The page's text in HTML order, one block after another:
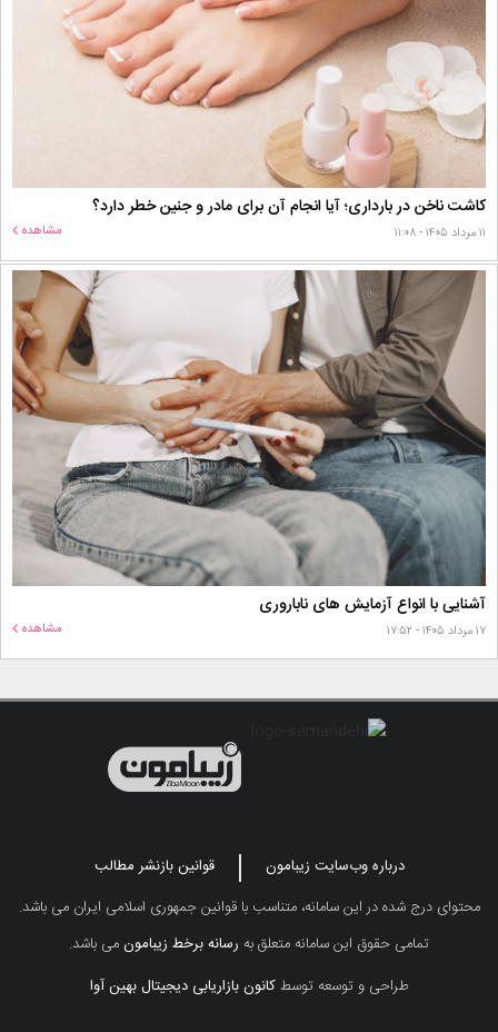
کاشت ناخن در بارداری؛ آیا انجام آن برای مادر و جنین خطر دارد؟
۱۱ مرداد ۱۴۰۵ - ۱۱:۰۸ مشاهده
آشنایی با انواع آزمایش های ناباروری
۱۷ مرداد ۱۴۰۵ - ۱۷:۵۲ مشاهده
درباره وب‌سایت زیبامون
قوانین بازنشر مطالب
محتوای درج شده در این سامانه، متناسب با قوانین جمهوری اسلامی ایران می باشد.
تمامی حقوق این سامانه متعلق به رسانه برخط زیبامونمی باشد.
طراحی و توسعه توسطکانون بازاریابی دیجیتال بهین آوا